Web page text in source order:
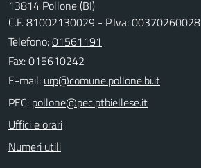
13814 Pollone (BI)
C.F. 81002130029 - P.Iva: 00370260028
Telefono:01561191
Fax: 015610242
E-mail:
PEC:
Uffici e orari
Numeri utili